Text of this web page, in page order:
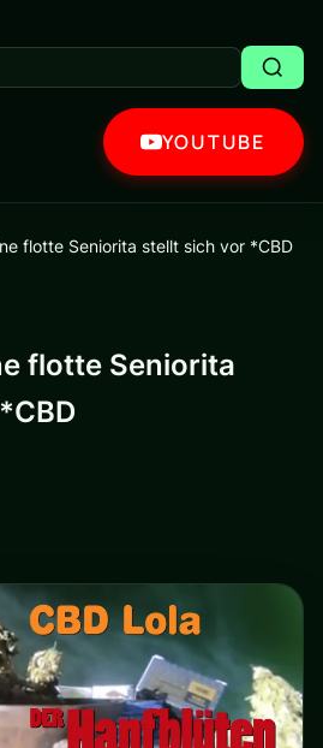
YOUTUBE
flotte Seniorita stellt sich vor *CBD
flotte Seniorita